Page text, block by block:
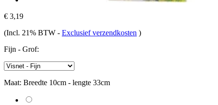
€ 3,19
(Incl. 21% BTW - Exclusief verzendkosten )
Fijn - Grof:
Maat: Breedte 10cm - lengte 33cm